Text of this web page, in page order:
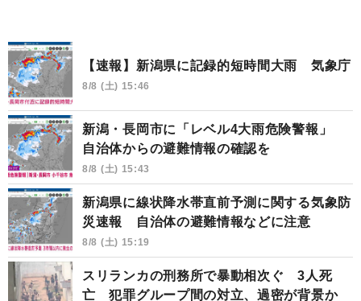
【速報】新潟県に記録的短時間大雨 気象庁
8/8 (土) 15:46
新潟・長岡市に「レベル4大雨危険警報」
自治体からの避難情報の確認を
8/8 (土) 15:43
新潟県に線状降水帯直前予測に関する気象防
災速報 自治体の避難情報などに注意
8/8 (土) 15:19
スリランカの刑務所で暴動相次ぐ 3人死
亡 犯罪グループ間の対立、過密が背景か